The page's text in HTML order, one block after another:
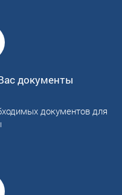
документы
документов для